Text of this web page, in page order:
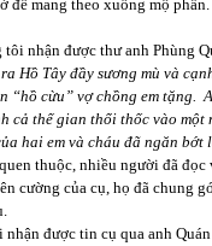
thờ để mang theo xuống
được thư anh Phùng
Hồ Tây đầy sương mù và
“hồ cừu” vợ chồng em tặng.
cả thế gian thổi thốc vào một
hai em và cháu đã ngăn bớt
thuộc, nhiều người đã đọc
cường của cụ, họ đã chung
được tin cụ qua anh Quán